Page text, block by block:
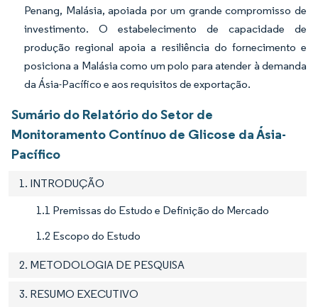
Penang, Malásia, apoiada por um grande compromisso de
investimento. O estabelecimento de capacidade de
produção regional apoia a resiliência do fornecimento e
posiciona a Malásia como um polo para atender à demanda
da Ásia-Pacífico e aos requisitos de exportação.
Sumário do Relatório do Setor de
Monitoramento Contínuo de Glicose da Ásia-
Pacífico
1. INTRODUÇÃO
1.1 Premissas do Estudo e Definição do Mercado
1.2 Escopo do Estudo
2. METODOLOGIA DE PESQUISA
3. RESUMO EXECUTIVO